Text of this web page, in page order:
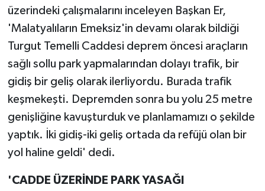
üzerindeki çalışmalarını inceleyen Başkan Er,
'Malatyalıların Emeksiz'in devamı olarak bildiği
Turgut Temelli Caddesi deprem öncesi araçların
sağlı sollu park yapmalarından dolayı trafik, bir
gidiş bir geliş olarak ilerliyordu. Burada trafik
keşmekeşti. Depremden sonra bu yolu 25 metre
genişliğine kavuşturduk ve planlamamızı o şekilde
yaptık. İki gidiş-iki geliş ortada da refüjü olan bir
yol haline geldi' dedi.
'CADDE ÜZERİNDE PARK YASAĞI